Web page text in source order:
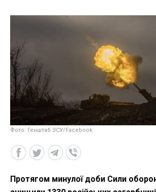
Фото: Генштаб ЗСУ/Facebook
Протягом минулої доби Сили